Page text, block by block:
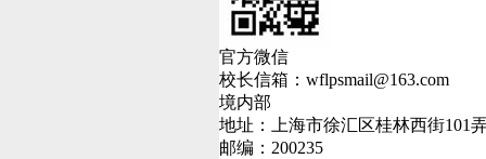
官方微信
校长信箱：wflpsmail@163.com
境内部
地址：上海市徐汇区桂林西街101
邮编：200235